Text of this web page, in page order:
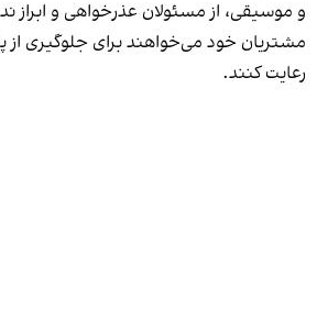
و موسیقی، از مسئولان عذرخواهی و ابراز
مشتریان خود می‌خواهند برای جلوگیری
رعایت کنند.